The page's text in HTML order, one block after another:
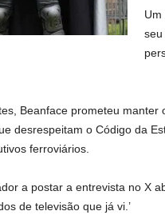
Um
seu
Beanface prometeu
desrespeitam o Código da
ferroviários.
a postar a entrevista no X
de televisão que já vi.’